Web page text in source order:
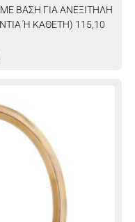
ΒΑΣΗ ΓΙΑ ΑΝΕΞΙΤΗΛΗ
Ή ΚΑΘΕΤΗ) 115,10